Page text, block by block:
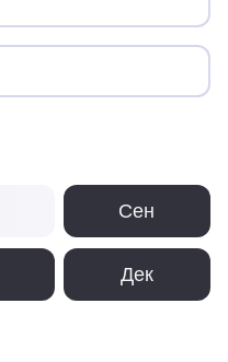
Сен
Дек